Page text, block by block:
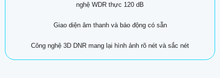
nghệ WDR thực 120 dB
Giao diện âm thanh và báo động có sẵn
Công nghệ 3D DNR mang lại hình ảnh rõ nét và sắc nét